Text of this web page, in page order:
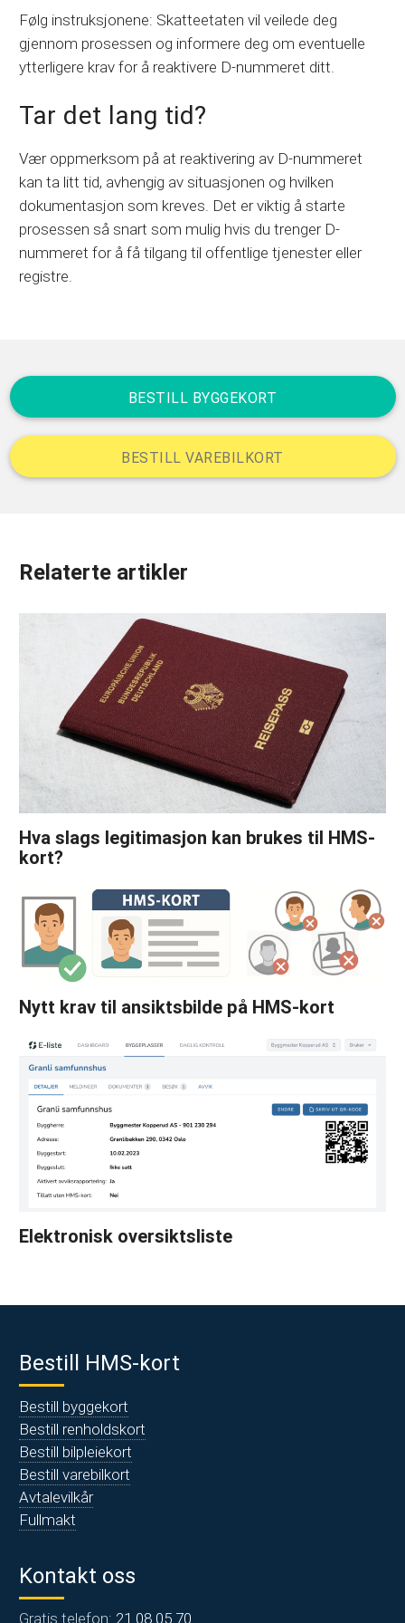
Følg instruksjonene: Skatteetaten vil veilede deg
gjennom prosessen og informere deg om eventuelle
ytterligere krav for å reaktivere D-nummeret ditt.
Tar det lang tid?
Vær oppmerksom på at reaktivering av D-nummeret
kan ta litt tid, avhengig av situasjonen og hvilken
dokumentasjon som kreves. Det er viktig å starte
prosessen så snart som mulig hvis du trenger D-
nummeret for å få tilgang til offentlige tjenester eller
registre.
BESTILL BYGGEKORT
BESTILL VAREBILKORT
Relaterte artikler
Hva slags legitimasjon kan brukes til HMS-
kort?
Nytt krav til ansiktsbilde på HMS-kort
Elektronisk oversiktsliste
Bestill HMS-kort
Bestill byggekort
Bestill renholdskort
Bestill bilpleiekort
Bestill varebilkort
Avtalevilkår
Fullmakt
Kontakt oss
Gratis telefon: 21 08 05 70